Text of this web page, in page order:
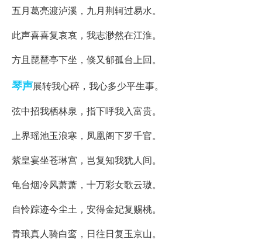
五月葛亮渡泸溪，九月荆轲过易水。
此声喜喜复哀哀，我志渺然在江淮。
方且琵琶亭下坐，倏又郁孤台上回。
琴声展转我心碎，我心多少平生事。
弦中招我栖林泉，指下呼我入富贵。
上界瑶池玉浪寒，凤凰阁下罗千官。
紫皇宴坐苍琳宫，岂复知我犹人间。
龟台烟冷风萧萧，十万彩女歌云璈。
自怜踪迹今尘土，安得金妃复赐桃。
青琅真人骑白鸾，日往日复玉京山。